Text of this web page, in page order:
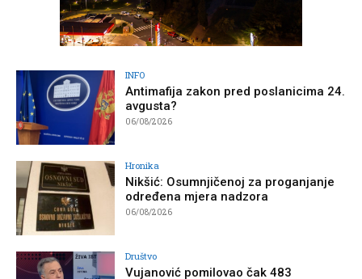
INFO
Antimafija zakon pred poslanicima 24.
avgusta?
06/08/2026
Hronika
Nikšić: Osumnjičenoj za proganjanje
određena mjera nadzora
06/08/2026
Društvo
Vujanović pomilovao čak 483